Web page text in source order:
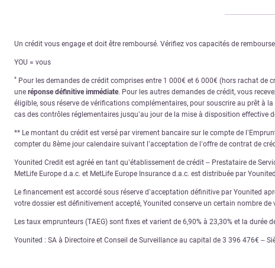
Un crédit vous engage et doit être remboursé. Vérifiez vos capacités de
YOU = vous
* Pour les demandes de crédit comprises entre 1 000€ et 6 000€ (hors rachat de
une réponse définitive immédiate. Pour les autres demandes de crédit, vous
éligible, sous réserve de vérifications complémentaires, pour souscrire au prêt à
cas des contrôles réglementaires jusqu’au jour de la mise à disposition effective
** Le montant du crédit est versé par virement bancaire sur le compte de
compter du 8ème jour calendaire suivant l’acceptation de l’offre de contrat de
Younited Credit est agréé en tant qu’établissement de crédit – Prestataire de
MetLife Europe d.a.c. et MetLife Europe Insurance d.a.c. est distribuée par
Le financement est accordé sous réserve d’acceptation définitive par Younited
votre dossier est définitivement accepté, Younited conserve un certain nombre
Les taux emprunteurs (TAEG) sont fixes et varient de 6,90% à 23,30% et la
Younited : SA à Directoire et Conseil de Surveillance au capital de 3 396 476€ –